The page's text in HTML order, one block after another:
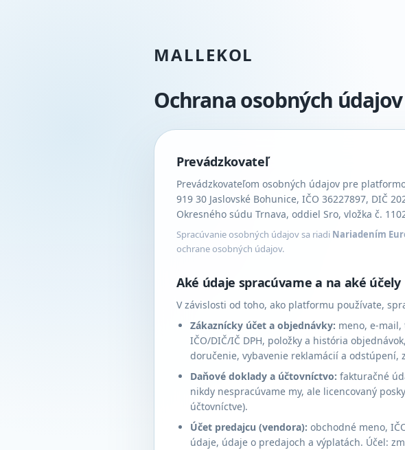
MALLEKOL
Ochrana osobných údajov
Prevádzkovateľ
Prevádzkovateľom osobných údajov pre
919 30 Jaslovské Bohunice, IČO 36227897, DIČ
Okresného súdu Trnava, oddiel Sro, vložka č.
Spracúvanie osobných údajov sa riadi Nariadením
ochrane osobných údajov.
Aké údaje spracúvame a na aké účely
V závislosti od toho, ako platformu používate,
Zákaznícky účet a objednávky: meno, e-
IČO/DIČ/IČ DPH, položky a história
doručenie, vybavenie reklamácií a odstúpení,
Daňové doklady a účtovníctvo: fakturačné
nikdy nespracúvame my, ale licencovaný
účtovníctve).
Účet predajcu (vendora): obchodné meno,
údaje, údaje o predajoch a výplatách. Účel: